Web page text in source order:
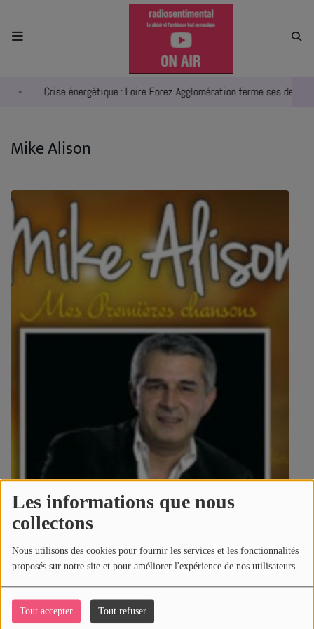
Les informations que nous
collectons
Nous utilisons des cookies pour fournir les services et les fonctionnalités
proposés sur notre site et pour améliorer l'expérience de nos utilisateurs.
Tout accepter Tout refuser
Crise énergétique : Loire Forez Agglomération ferme ses deux
ACTUALITÉS
EMISSIONS
EQUIPES
SPORT
Se connecter
Mike Alison
5289 vues